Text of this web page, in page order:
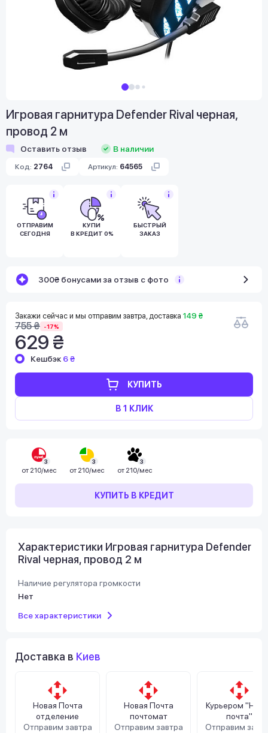
Игровая гарнитура Defender Rival черная,
провод 2 м
Оставить отзыв В наличии
Код: 2764 Артикул: 64565
ОТПРАВИМ
СЕГОДНЯ
КУПИ
В КРЕДИТ 0%
БЫСТРЫЙ
ЗАКАЗ
300₴ бонусами за отзыв с фото
Закажи сейчас и мы отправим завтра, доставка 149 ₴
755 ₴ -17%
629 ₴
КУПИТЬ
В 1 КЛИК
Кешбэк 6 ₴
3
от 210/мес
3
от 210/мес
3
от 210/мес
КУПИТЬ В КРЕДИТ
Характеристики Игровая гарнитура Defender
Rival черная, провод 2 м
Наличие регулятора громкости
Нет
Все характеристики
Доставка в Киев
Новая Почта
отделение
Отправим завтра
Новая Почта
почтомат
Отправим завтра
Курьером
почта"
Отправим